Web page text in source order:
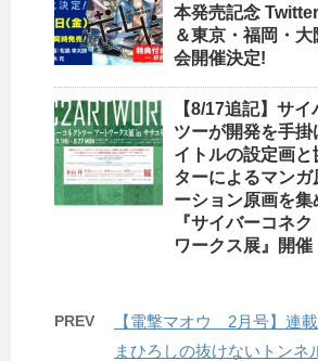
本発売記念
＆東京・福岡・
会開催決定!
【8/17追記】サ
ツーが開発を手掛
イトルの設定画と
ターによるマンガ
ーション原画を集
『サイバーコネ
ワークス展』開催
PREV
【電撃マオウ 2月号】連
まひろしの抜けないトンネ